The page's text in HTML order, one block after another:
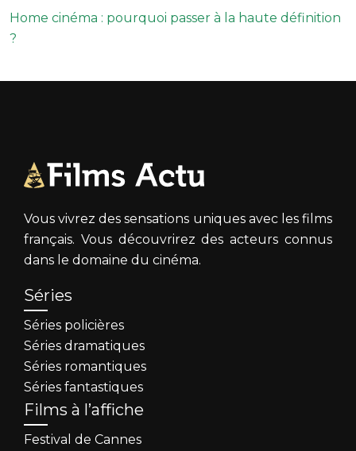
Home cinéma : pourquoi passer à la haute définition
?
Vous vivrez des sensations uniques avec les films
français. Vous découvrirez des acteurs connus
dans le domaine du cinéma.
Séries
Séries policières
Séries dramatiques
Séries romantiques
Séries fantastiques
Films à l’affiche
Festival de Cannes